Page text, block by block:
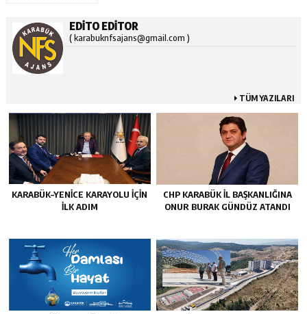
EDITO EDITOR
( karabuknfsajans@gmail.com )
TÜM YAZILARI
KARABÜK–YENİCE KARAYOLU İÇİN
İLK ADIM
CHP KARABÜK İL BAŞKANLIĞINA
ONUR BURAK GÜNDÜZ ATANDI